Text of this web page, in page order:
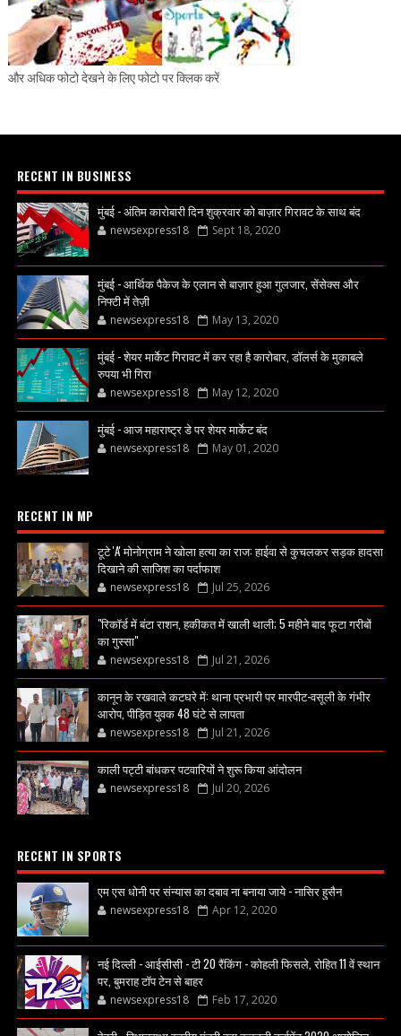
और अधिक फोटो देखने के लिए फोटो पर क्लिक करें
RECENT IN BUSINESS
मुंबई - अंतिम कारोबारी दिन शुक्रवार को बाज़ार गिरावट के साथ बंद
newsexpress18 Sept 18, 2020
मुंबई - आर्थिक पैकेज के एलान से बाज़ार हुआ गुलजार, सेंसेक्स और
निफ्टी में तेज़ी
newsexpress18 May 13, 2020
मुंबई - शेयर मार्केट गिरावट में कर रहा है कारोबार, डॉलर्स के मुकाबले
रुपया भी गिरा
newsexpress18 May 12, 2020
मुंबई - आज महाराष्ट्र डे पर शेयर मार्केट बंद
newsexpress18 May 01, 2020
RECENT IN MP
टूटे 'A' मोनोग्राम ने खोला हत्या का राज: हाईवा से कुचलकर सड़क हादसा
दिखाने की साजिश का पर्दाफाश
newsexpress18 Jul 25, 2026
"रिकॉर्ड में बंटा राशन, हकीकत में खाली थाली; 5 महीने बाद फूटा गरीबों
का गुस्सा"
newsexpress18 Jul 21, 2026
कानून के रखवाले कटघरे में: थाना प्रभारी पर मारपीट-वसूली के गंभीर
आरोप, पीड़ित युवक 48 घंटे से लापता
newsexpress18 Jul 21, 2026
काली पट्टी बांधकर पटवारियों ने शुरू किया आंदोलन
newsexpress18 Jul 20, 2026
RECENT IN SPORTS
एम एस धोनी पर संन्यास का दबाव ना बनाया जाये - नासिर हुसैन
newsexpress18 Apr 12, 2020
नई दिल्ली - आईसीसी - टी 20 रैंकिंग - कोहली फिसले, रोहित 11 वें स्थान
पर, बुमराह टॉप टेन से बाहर
newsexpress18 Feb 17, 2020